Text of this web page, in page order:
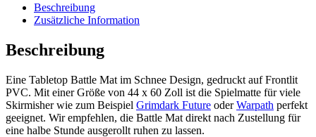
44“x60“
Menge
Beschreibung
Zusätzliche Information
Beschreibung
Eine Tabletop Battle Mat im Schnee Design, gedruckt auf Frontlit
PVC. Mit einer Größe von 44 x 60 Zoll ist die Spielmatte für viele
Skirmisher wie zum Beispiel Grimdark Future oderWarpath perfekt
geeignet. Wir empfehlen, die Battle Mat direkt nach Zustellung für
eine halbe Stunde ausgerollt ruhen zu lassen.